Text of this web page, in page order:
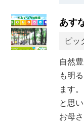
あす
ピッ
自然
も明
ます
と思
お母